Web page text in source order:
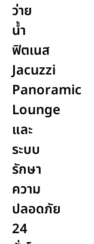
ว่าย
น้ำ
ฟิตเนส
Jacuzzi
Panoramic
Lounge
และ
ระบบ
รักษา
ความ
ปลอดภัย
24